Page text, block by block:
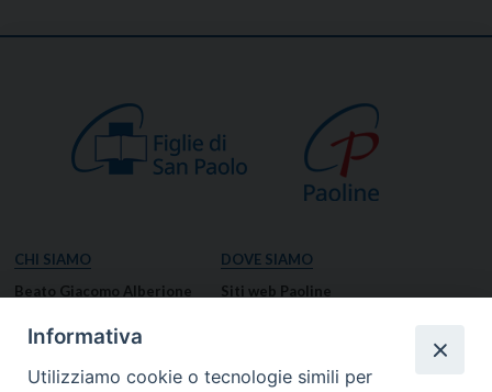
CHI SIAMO
Beato Giacomo Alberione
Missione Paolina
DOVE SIAMO
Siti web Paoline
Notizie dal governo generale
Informativa
Utilizziamo cookie o tecnologie simili per